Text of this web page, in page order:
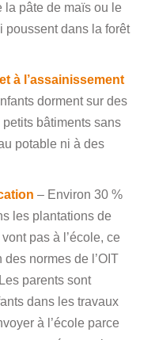
la pâte de maïs ou le
poussent dans la forêt
et à l’assainissement
dorment sur des
bâtiments sans
potable ni à des
– Environ 30 %
les plantations de
pas à l’école, ce
normes de l’OIT
parents sont
dans les travaux
à l’école parce